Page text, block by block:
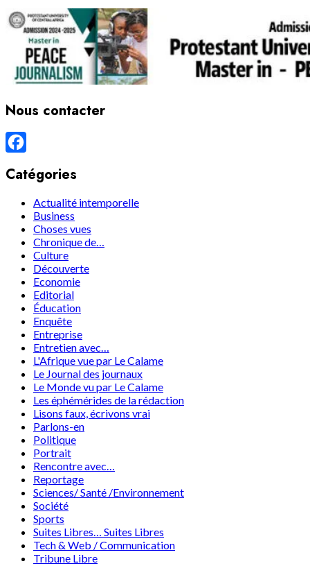
Nous contacter
Catégories
Actualité intemporelle
Business
Choses vues
Chronique de…
Culture
Découverte
Economie
Editorial
Éducation
Enquête
Entreprise
Entretien avec…
L'Afrique vue par Le Calame
Le Journal des journaux
Le Monde vu par Le Calame
Les éphémérides de la rédaction
Lisons faux, écrivons vrai
Parlons-en
Politique
Portrait
Rencontre avec…
Reportage
Sciences/ Santé /Environnement
Société
Sports
Suites Libres… Suites Libres
Tech & Web / Communication
Tribune Libre